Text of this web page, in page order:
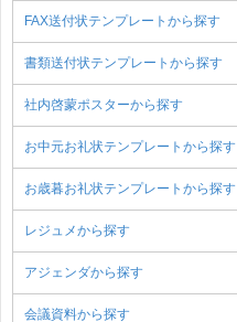
FAX送付状テンプレートから探す
書類送付状テンプレートから探す
社内啓蒙ポスターから探す
お中元お礼状テンプレートから探す
お歳暮お礼状テンプレートから探す
レジュメから探す
アジェンダから探す
会議資料から探す